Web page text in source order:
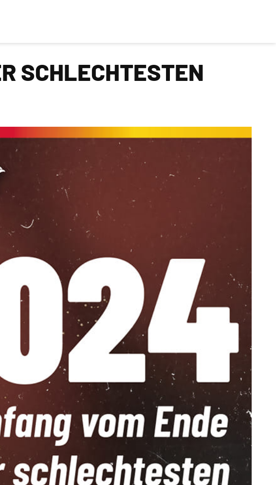
SCHLECHTESTEN